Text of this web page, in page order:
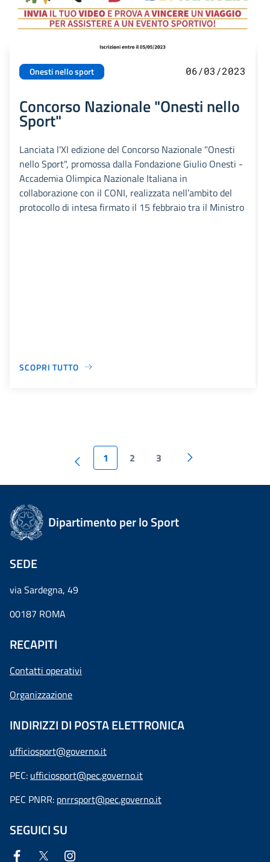
Onesti nello sport 06/03/2023
Concorso Nazionale "Onesti nello
Sport"
Lanciata l'XI edizione del Concorso Nazionale "Onesti
nello Sport", promossa dalla Fondazione Giulio Onesti -
Accademia Olimpica Nazionale Italiana in
collaborazione con il CONI, realizzata nell’ambito del
protocollo di intesa firmato il 15 febbraio tra il Ministro
SCOPRI TUTTO
1 2 3
Dipartimento per lo Sport
SEDE
via Sardegna, 49
00187 ROMA
RECAPITI
Contatti operativi
Organizzazione
INDIRIZZI DI POSTA ELETTRONICA
ufficiosport@governo.it
PEC: ufficiosport@pec.governo.it
PEC PNRR: pnrrsport@pec.governo.it
SEGUICI SU